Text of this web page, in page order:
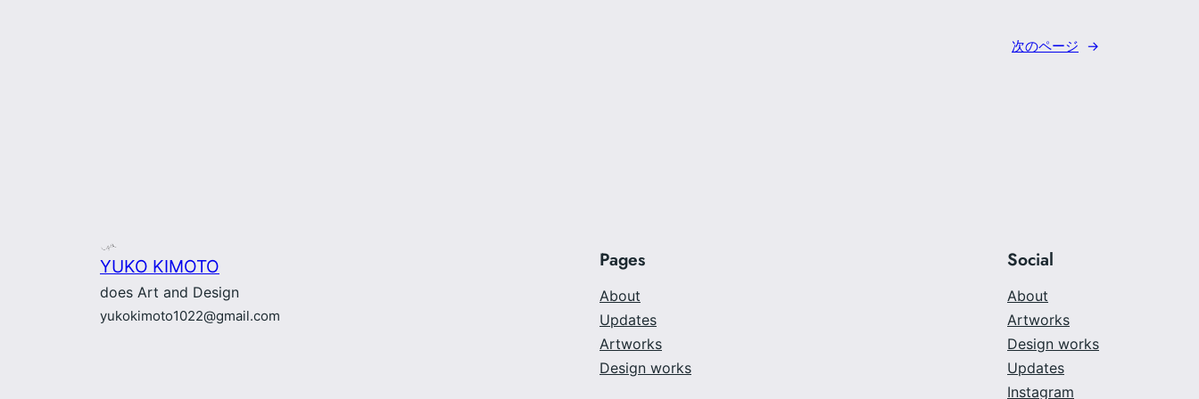
次のページ →
YUKO KIMOTO
does Art and Design
yukokimoto1022@gmail.com
Pages
About
Updates
Artworks
Design works
Social
About
Artworks
Design works
Updates
Instagram